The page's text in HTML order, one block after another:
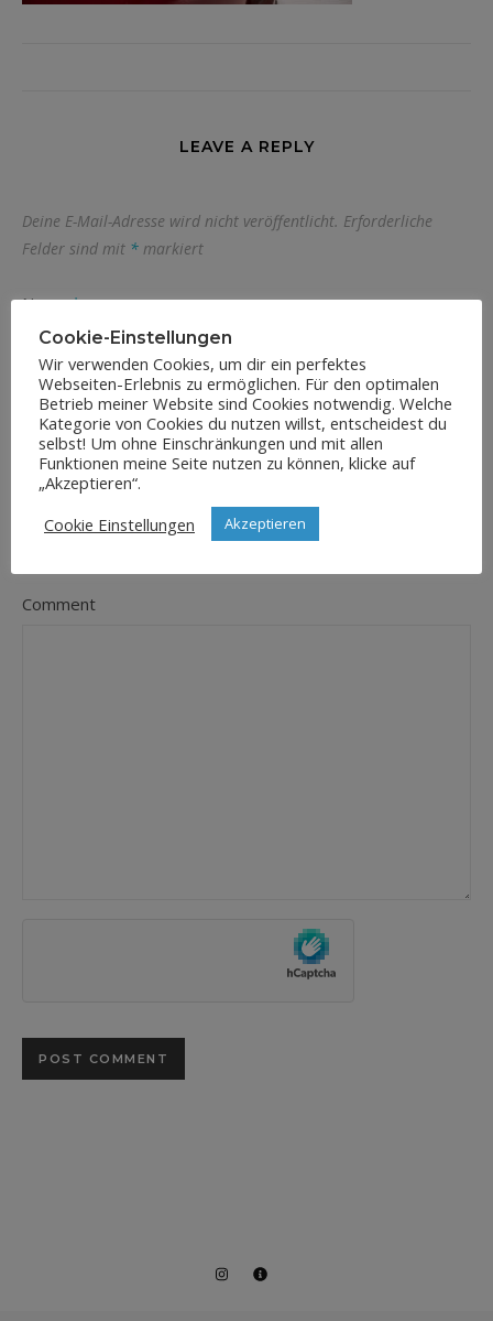
LEAVE A REPLY
Deine E-Mail-Adresse wird nicht veröffentlicht. Erforderliche
Felder sind mit * markiert
Name*
E-Mail-Adresse*
Comment
Cookie-Einstellungen
Wir verwenden Cookies, um dir ein perfektes
Webseiten-Erlebnis zu ermöglichen. Für den optimalen
Betrieb meiner Website sind Cookies notwendig. Welche
Kategorie von Cookies du nutzen willst, entscheidest du
selbst! Um ohne Einschränkungen und mit allen
Funktionen meine Seite nutzen zu können, klicke auf
„Akzeptieren“.
Cookie Einstellungen
Akzeptieren